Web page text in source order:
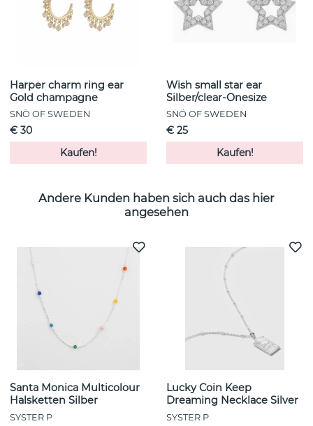
Harper charm ring ear
Gold champagne
SNÖ OF SWEDEN
€ 30
Kaufen!
Wish small star ear
Silber/clear-Onesize
SNÖ OF SWEDEN
€ 25
Kaufen!
Andere Kunden haben sich auch das hier
angesehen
Santa Monica Multicolour
Halsketten Silber
SYSTER P
Lucky Coin Keep
Dreaming Necklace Silver
SYSTER P